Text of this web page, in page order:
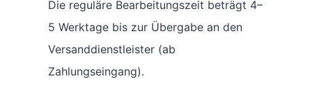
Die reguläre Bearbeitungszeit beträgt 4–
5 Werktage bis zur Übergabe an den
Versanddienstleister (ab
Zahlungseingang).